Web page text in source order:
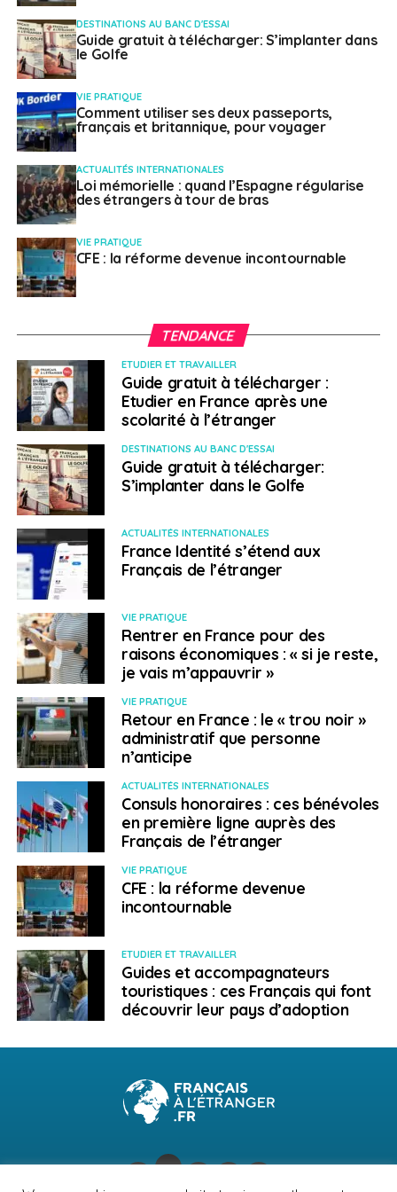
SUJETS ASSOCIÉS: DRONISOS DUBAÏ FEATURED
A SUIVRE
FranceInfo, Français du monde : “Dubaï centre du
monde“
NE RATEZ PAS
FranceInfo, Français du monde. Allemagne : “qui
va succéder à Angela Merkel ?“
DESTINATIONS AU BANC D'ESSAI
Guide gratuit à télécharger: S’implanter dans
le Golfe
VIE PRATIQUE
Comment utiliser ses deux passeports,
français et britannique, pour voyager
ACTUALITÉS INTERNATIONALES
Loi mémorielle : quand l’Espagne régularise
des étrangers à tour de bras
VIE PRATIQUE
CFE : la réforme devenue incontournable
TENDANCE
ETUDIER ET TRAVAILLER
Guide gratuit à télécharger :
Etudier en France après une
scolarité à l’étranger
DESTINATIONS AU BANC D'ESSAI
Guide gratuit à télécharger:
S’implanter dans le Golfe
ACTUALITÉS INTERNATIONALES
France Identité s’étend aux
Français de l’étranger
VIE PRATIQUE
Rentrer en France pour des
raisons économiques : « si je reste,
je vais m’appauvrir »
VIE PRATIQUE
Retour en France : le « trou noir »
administratif que personne
n’anticipe
ACTUALITÉS INTERNATIONALES
Consuls honoraires : ces bénévoles
en première ligne auprès des
Français de l’étranger
VIE PRATIQUE
CFE : la réforme devenue
incontournable
ETUDIER ET TRAVAILLER
Guides et accompagnateurs
touristiques : ces Français qui font
découvrir leur pays d’adoption